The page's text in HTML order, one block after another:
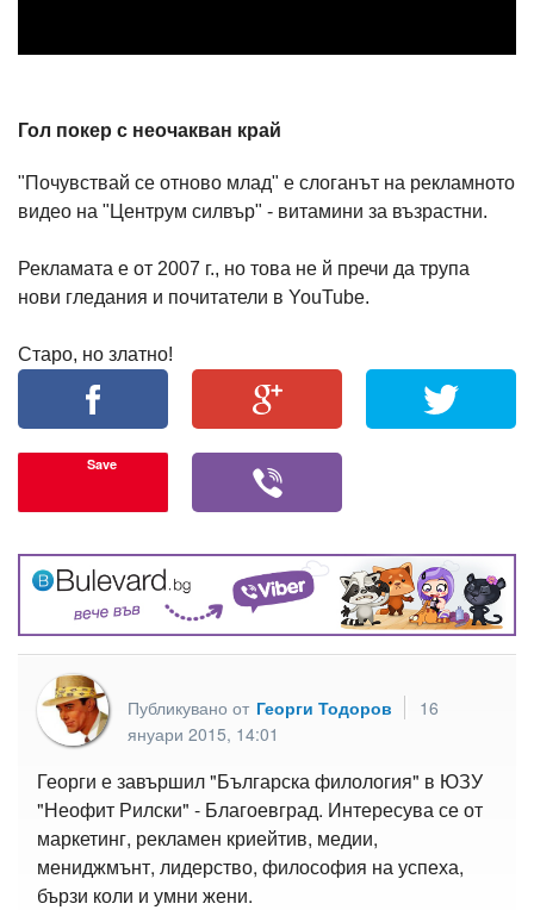
Гол покер с неочакван край
"Почувствай се отново млад" е слоганът на рекламното
видео на "Центрум силвър" - витамини за възрастни.
Рекламата е от 2007 г., но това не й пречи да трупа
нови гледания и почитатели в YouTube.
Старо, но златно!
Save
Публикувано от Георги Тодоров
16
януари 2015, 14:01
Георги е завършил "Българска филология" в ЮЗУ
"Неофит Рилски" - Благоевград. Интересува се от
маркетинг, рекламен криейтив, медии,
мениджмънт, лидерство, философия на успеха,
бързи коли и умни жени.